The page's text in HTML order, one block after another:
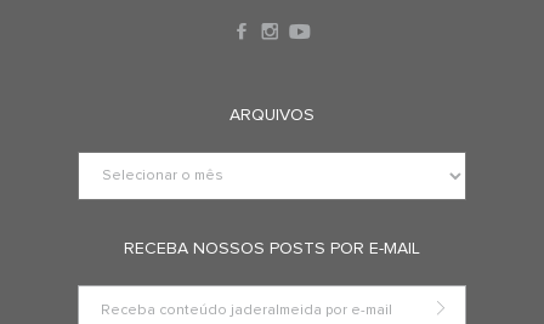
ARQUIVOS
RECEBA NOSSOS POSTS POR E-MAIL